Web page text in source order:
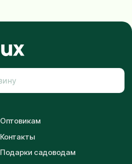
Оптовикам
Контакты
Подарки садоводам